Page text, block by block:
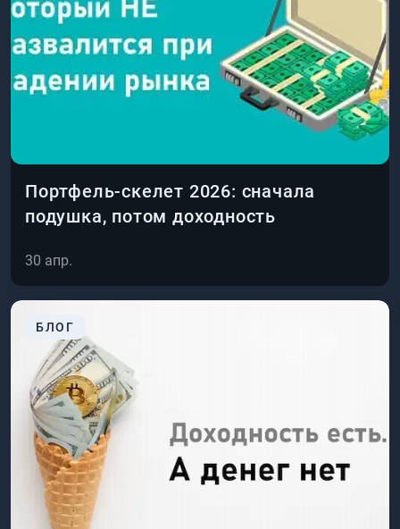
Портфель-скелет 2026: сначала
подушка, потом доходность
30 апр.
БЛОГ